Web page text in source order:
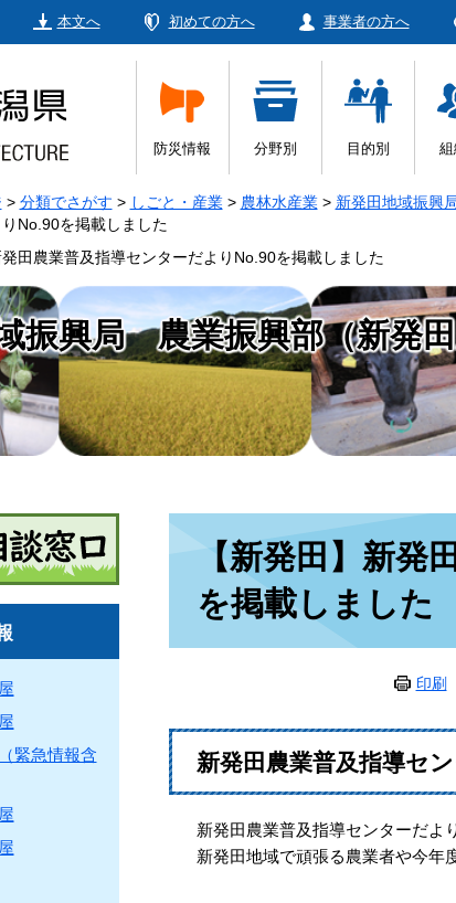
本文へ 初めての方へ 事業者の方へ
防災情報 分野別 目的別 組
> 分類でさがす > しごと・産業 > 農林水産業 > 新発田地域振興
No.90を掲載しました
発田農業普及指導センターだよりNo.90を掲載しました
振興局 農業振興部（新発
【新発田】新発
を掲載しました
印刷
新発田農業普及指導セ
新発田農業普及指導センターだよ
新発田地域で頑張る農業者や今年
緊急情報含